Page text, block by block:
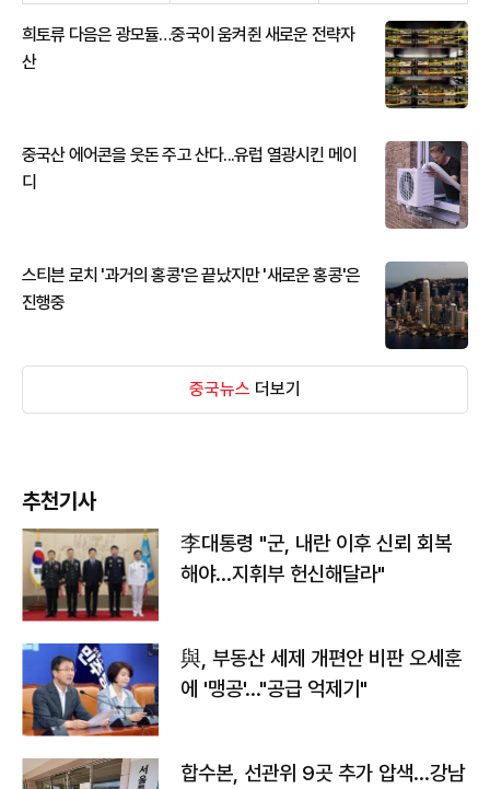
희토류 다음은 광모듈…중국이 움켜쥔 새로운 전략자
산
중국산 에어콘을 웃돈 주고 산다...유럽 열광시킨 메이
디
스티븐 로치 '과거의 홍콩'은 끝났지만 '새로운 홍콩'은
진행중
중국뉴스 더보기
추천기사
李대통령 "군, 내란 이후 신뢰 회복
해야…지휘부 헌신해달라"
與, 부동산 세제 개편안 비판 오세훈
에 '맹공'…"공급 억제기"
합수본, 선관위 9곳 추가 압색…강남